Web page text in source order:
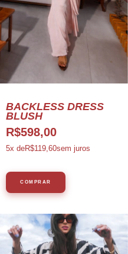
BACKLESS DRESS
BLUSH
R$598,00
5x deR$119,60sem juros
COMPRAR